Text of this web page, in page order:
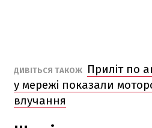
ДИВІТЬСЯ ТАКОЖ
Приліт по
у мережі показали
влучання